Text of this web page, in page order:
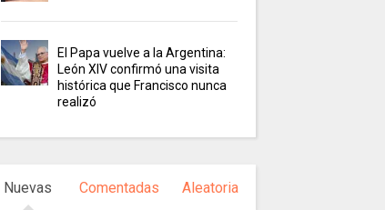
El Papa vuelve a la Argentina:
León XIV confirmó una visita
histórica que Francisco nunca
realizó
Nuevas Comentadas Aleatoria